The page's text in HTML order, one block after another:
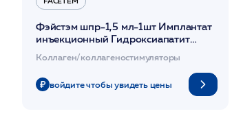
Фэйстэм шпр-1,5 мл-1шт Имплантат
инъекционный Гидроксиапатит
кальция /Facetem
Коллаген/коллагеностимуляторы
войдите чтобы увидеть цены